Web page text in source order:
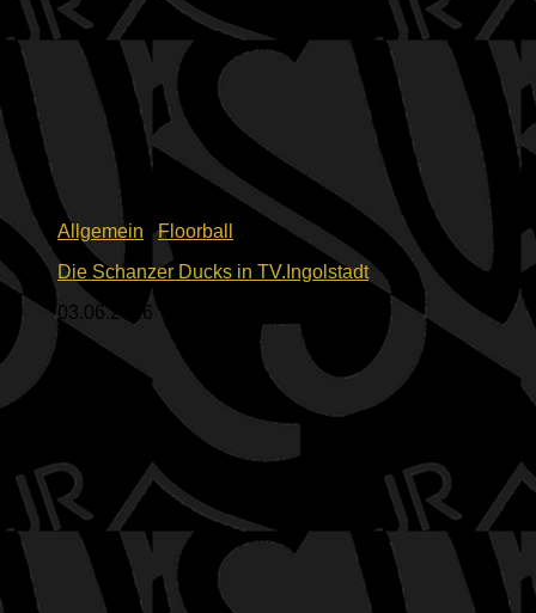
Allgemein /Floorball
Die Schanzer Ducks in TV.Ingolstadt
03.06.2026